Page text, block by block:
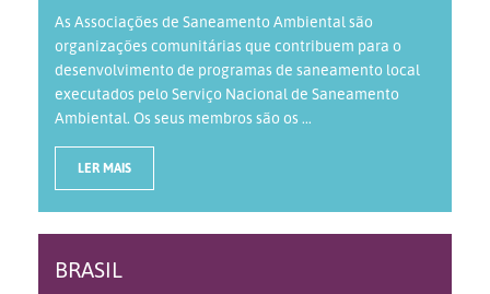
As Associações de Saneamento Ambiental são
organizações comunitárias que contribuem para o
desenvolvimento de programas de saneamento local
executados pelo Serviço Nacional de Saneamento
Ambiental. Os seus membros são os ...
LER MAIS
BRASIL